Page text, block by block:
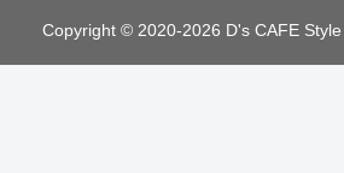
Copyright © 2020-2026 D's CAFE Style